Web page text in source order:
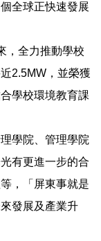
全球正快速發展
，全力推動學校
2.5MW，並榮獲
學校環境教育課
學院、管理學院
有更進一步的合
，「屏東事就是
發展及產業升